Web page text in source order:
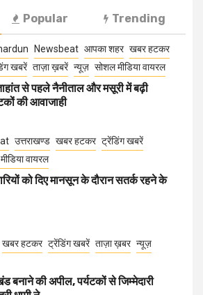
Popular Trending
Newsbeat आपका शहर खबर हटकर
खबरें ताज़ा ख़बरें न्यूज़ सोशल मीडिया वायरल
से पहले नैनीताल और मसूरी में बढ़ी
की आवाजाही
उत्तराखण्ड खबर हटकर ट्रेंडिंग खबरें
वायरल
को दिए मानसून के दौरान सतर्क रहने के
खबर हटकर ट्रेंडिंग खबरें ताज़ा ख़बर न्यूज़
बनाने की अपील, पर्यटकों से जिम्मेदारी